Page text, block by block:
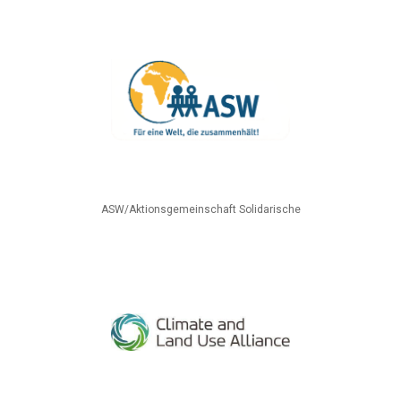
ASW/Aktionsgemeinschaft Solidarische